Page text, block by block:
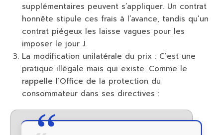
supplémentaires peuvent s’appliquer. Un contrat
honnête stipule ces frais à l’avance, tandis qu’un
contrat piégeux les laisse vagues pour les
imposer le jour J.
La modification unilatérale du prix : C’est une
pratique illégale mais qui existe. Comme le
rappelle l’Office de la protection du
consommateur dans ses directives :